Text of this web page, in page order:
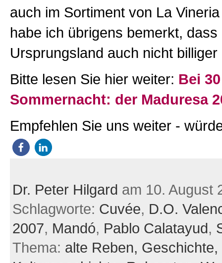
auch im Sortiment von La
habe ich übrigens bemerkt, dass
Ursprungsland auch nicht billiger
Bitte lesen Sie hier weiter: Bei
Sommernacht: der Maduresa
Empfehlen Sie uns weiter -
Dr. Peter Hilgard am 10. August
Schlagworte: Cuvée, D.O.
2007, Mandó, Pablo Calatayud,
Thema: alte Reben, Geschichte,